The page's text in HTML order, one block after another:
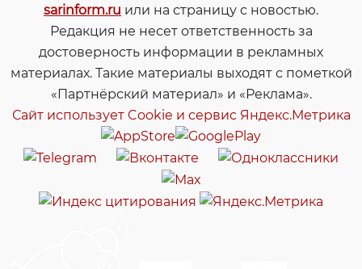
sarinform.ru или на страницу с новостью.
Редакция не несет ответственность за
достоверность информации в рекламных
материалах. Такие материалы выходят с пометкой
«Партнёрский материал» и «Реклама».
Сайт использует Cookie и сервиc Яндекс.Метрика